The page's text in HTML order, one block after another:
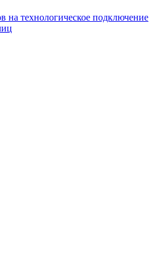
на технологическое подключение